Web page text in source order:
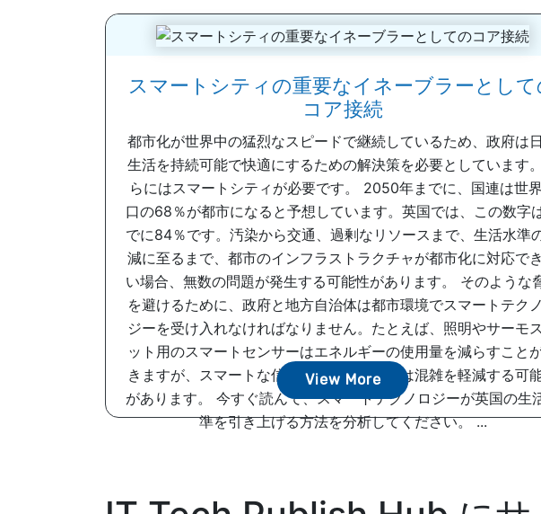
スマートシティの重要なイネーブラーとして
コア接続
都市化が世界中の猛烈なスピードで継続しているため、政府は
生活を持続可能で快適にするための解決策を必要としています
らにはスマートシティが必要です。 2050年までに、国連は世
口の68％が都市になると予想しています。英国では、この数字
でに84％です。汚染から交通、過剰なリソースまで、生活水準
減に至るまで、都市のインフラストラクチャが都市化に対応で
い場合、無数の問題が発生する可能性があります。 そのような
を避けるために、政府と地方自治体は都市環境でスマートテク
ジーを受け入れなければなりません。たとえば、照明やサーモ
ット用のスマートセンサーはエネルギーの使用量を減らすこと
きますが、スマートな信号やルーティングは混雑を軽減する可
があります。 今すぐ読んで、スマートテクノロジーが英国の生
準を引き上げる方法を分析してください。 ...
View More